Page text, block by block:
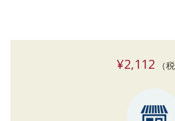
¥2,112 （